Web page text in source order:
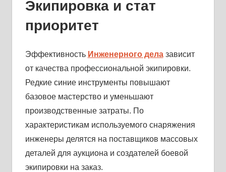
Экипировка и стат
приоритет
Эффективность Инженерного делазависит
от качества профессиональной экипировки.
Редкие синие инструменты повышают
базовое мастерство и уменьшают
производственные затраты. По
характеристикам используемого снаряжения
инженеры делятся на поставщиков массовых
деталей для аукциона и создателей боевой
экипировки на заказ.